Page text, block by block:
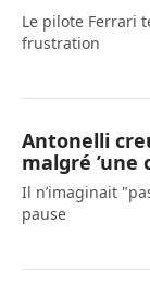
Le pilote Ferrari
frustration
Antonelli
malgré ’une
Il n’imaginait
pause